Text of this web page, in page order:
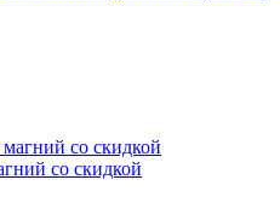
со скидкой